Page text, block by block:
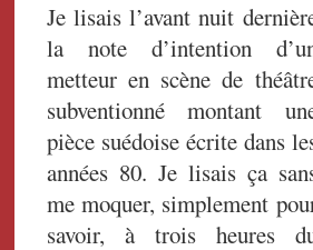
Je lisais l’avant nuit
la note d’intention
metteur en scène de
subventionné montant
pièce suédoise écrite dans
années 80. Je lisais ça
me moquer, simplement
savoir, à trois heures